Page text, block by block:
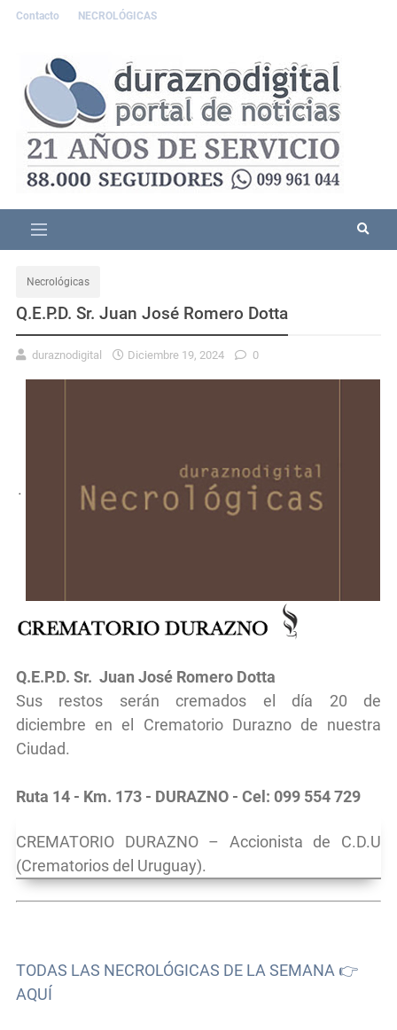
Contacto NECROLÓGICAS
Necrológicas
Q.E.P.D. Sr. Juan José Romero Dotta
duraznodigital Diciembre 19, 2024 0
.
Q.E.P.D. Sr. Juan José Romero Dotta
Sus restos serán cremados el día 20 de
diciembre en el Crematorio Durazno de nuestra
Ciudad.
Ruta 14 - Km. 173 - DURAZNO - Cel: 099 554 729
CREMATORIO DURAZNO – Accionista de C.D.U
(Crematorios del Uruguay).
TODAS LAS NECROLÓGICAS DE LA SEMANA 👉
AQUÍ